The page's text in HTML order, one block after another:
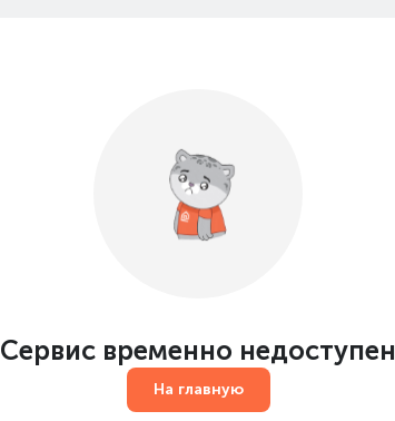
Сервис временно недоступен
На главную